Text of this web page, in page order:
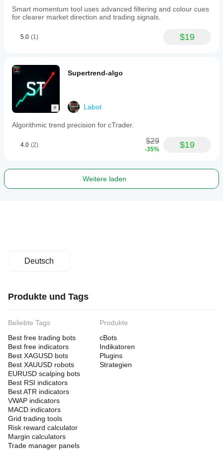
Smart momentum tool uses advanced filtering and colour cues
for clearer market direction and trading signals.
5.0 (1) $19
Supertrend-algo
Labot
Algorithmic trend precision for cTrader.
4.0 (2) $29
-35% $19
Weitere laden
Deutsch
Produkte und Tags
Beliebte Tags
Best free trading bots
Best free indicators
Best XAGUSD bots
Best XAUUSD robots
EURUSD scalping bots
Best RSI indicators
Best ATR indicators
VWAP indicators
MACD indicators
Grid trading tools
Risk reward calculator
Margin calculators
Trade manager panels
Produkte
cBots
Indikatoren
Plugins
Strategien